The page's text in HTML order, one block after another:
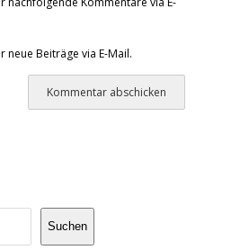
neue Beiträge via E-Mail.
Suchen